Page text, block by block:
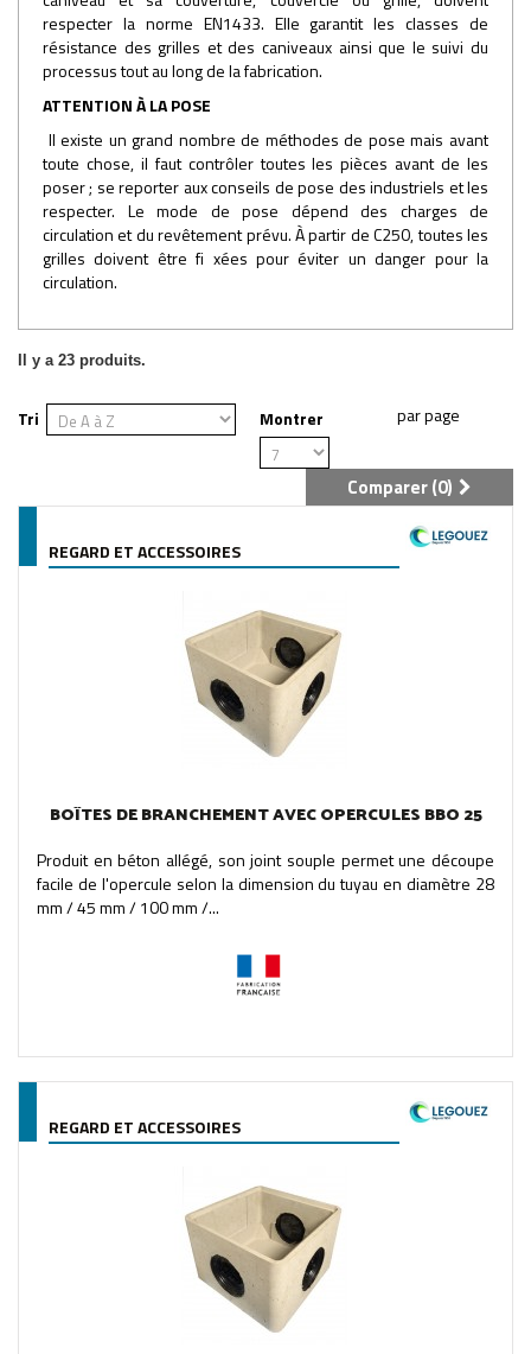
respecter la norme EN1433. Elle garantit les classes de
résistance des grilles et des caniveaux ainsi que le suivi du
processus tout au long de la fabrication.
ATTENTION À LA POSE
Il existe un grand nombre de méthodes de pose mais avant
toute chose, il faut contrôler toutes les pièces avant de les
poser ; se reporter aux conseils de pose des industriels et les
respecter. Le mode de pose dépend des charges de
circulation et du revêtement prévu. À partir de C250, toutes les
grilles doivent être fi xées pour éviter un danger pour la
circulation.
Il y a 23 produits.
Tri Montrer
Comparer (0)
REGARD ET ACCESSOIRES
BOÎTES DE BRANCHEMENT AVEC OPERCULES BBO 25
Produit en béton allégé, son joint souple permet une découpe
facile de l'opercule selon la dimension du tuyau en diamètre 28
mm / 45 mm / 100 mm /...
REGARD ET ACCESSOIRES